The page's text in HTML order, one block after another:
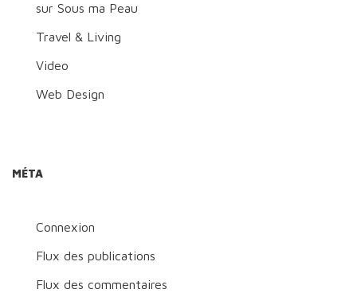
sur Sous ma Peau
Travel & Living
Video
Web Design
MÉTA
Connexion
Flux des publications
Flux des commentaires